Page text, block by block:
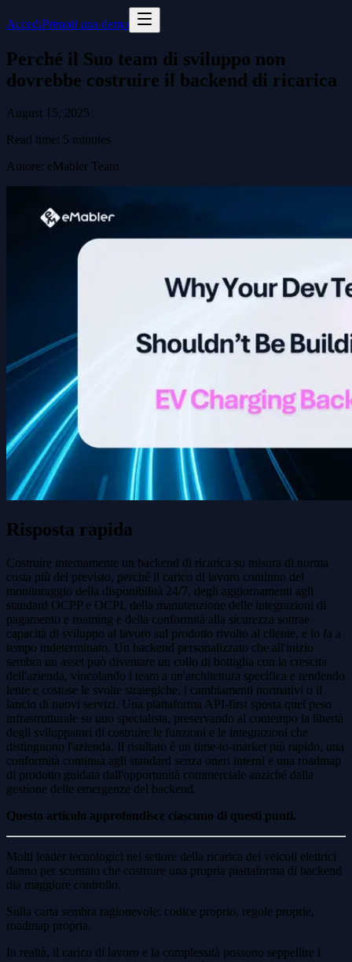
AccediPrenoti una demo
Perché il Suo team di sviluppo non
dovrebbe costruire il backend di ricarica
August 15, 2025
Read time: 5 minutes
Autore: eMabler Team
Risposta rapida
Costruire internamente un backend di ricarica su misura di norma
costa più del previsto, perché il carico di lavoro continuo del
monitoraggio della disponibilità 24/7, degli aggiornamenti agli
standard OCPP e OCPI, della manutenzione delle integrazioni di
pagamento e roaming e della conformità alla sicurezza sottrae
capacità di sviluppo al lavoro sul prodotto rivolto al cliente, e lo fa a
tempo indeterminato. Un backend personalizzato che all'inizio
sembra un asset può diventare un collo di bottiglia con la crescita
dell'azienda, vincolando i team a un'architettura specifica e rendendo
lente e costose le svolte strategiche, i cambiamenti normativi o il
lancio di nuovi servizi. Una piattaforma API-first sposta quel peso
infrastrutturale su uno specialista, preservando al contempo la libertà
degli sviluppatori di costruire le funzioni e le integrazioni che
distinguono l'azienda. Il risultato è un time-to-market più rapido, una
conformità continua agli standard senza oneri interni e una roadmap
di prodotto guidata dall'opportunità commerciale anziché dalla
gestione delle emergenze del backend.
Questo articolo approfondisce ciascuno di questi punti.
Molti leader tecnologici nel settore della ricarica dei veicoli elettrici
danno per scontato che costruire una propria piattaforma di backend
dia maggiore controllo.
Sulla carta sembra ragionevole: codice proprio, regole proprie,
roadmap propria.
In realtà, il carico di lavoro e la complessità possono seppellire i